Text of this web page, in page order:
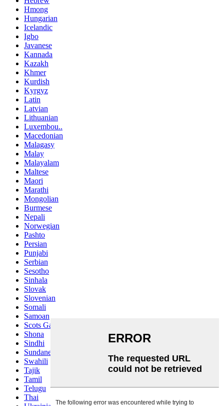
Hmong
Hungarian
Icelandic
Igbo
Javanese
Kannada
Kazakh
Khmer
Kurdish
Kyrgyz
Latin
Latvian
Lithuanian
Luxembou..
Macedonian
Malagasy
Malay
Malayalam
Maltese
Maori
Marathi
Mongolian
Burmese
Nepali
Norwegian
Pashto
Persian
Punjabi
Serbian
Sesotho
Sinhala
Slovak
Slovenian
Somali
Samoan
Scots Gaelic
Shona
Sindhi
Sundanese
Swahili
Tajik
Tamil
Telugu
Thai